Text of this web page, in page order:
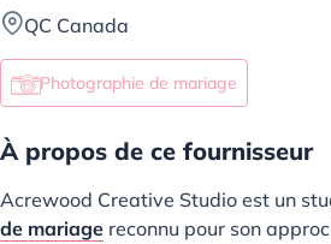
QC Canada
Photographie de mariage
À propos de ce fournisseur
Acrewood Creative Studio est un
de mariage reconnu pour son